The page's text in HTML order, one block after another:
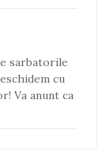
sarbatorile
cu
Va anunt ca